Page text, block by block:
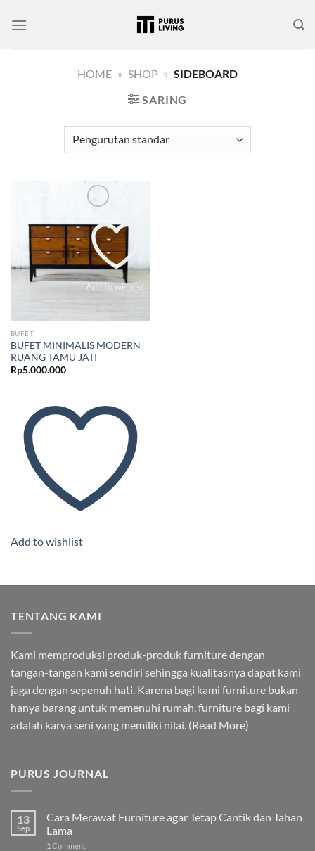
HOME » SHOP » SIDEBOARD
SARING
Add to wishlist
BUFET
BUFET MINIMALIS MODERN
RUANG TAMU JATI
Rp5.000.000
Add to wishlist
TENTANG KAMI
Kami memproduksi produk-produk furniture dengan
tangan-tangan kami sendiri sehingga kualitasnya dapat kami
jaga dengan sepenuh hati. Karena bagi kami furniture bukan
hanya barang untuk memenuhi rumah, furniture bagi kami
adalah karya seni yang memiliki nilai. (Read More)
PURUS JOURNAL
13
Sep
Cara Merawat Furniture agar Tetap Cantik dan Tahan
Lama
1 Comment